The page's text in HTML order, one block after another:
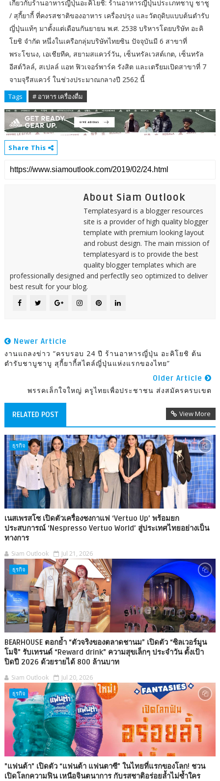
เกี่ยวกับร้านอาหารญี่ปุ่นอะคิโยชิ: ร้านอาหารญี่ปุ่นประเภทชาบู ชาชู
/ สุกี้ยากี้ ที่คงรสชาติของอาหาร เครื่องปรุง และวัตถุดิบแบบต้นตำรับ
ญี่ปุ่นแท้ๆ มาตั้งแต่เดือนกันยายน พ.ศ. 2538 บริหารโดยบริษัท อะคิ
โยชิ จำกัด หนึ่งในเครือกลุ่มบริษัทไทยซิน ปัจจุบันมี 6 สาขาที่
พระโขนง, เอเชียทีค, สยามสแควร์วัน, เซ็นทรัลเวสต์เกต, เซ็นทรัล
อีสต์วิลล์, สเปลล์ แอท ฟิวเจอร์พาร์ค รังสิต และเตรียมเปิดสาขาที่ 7
จามจุรีสแควร์ ในช่วงประมาณกลางปี 2562 นี้
Tags # อาหาร เครื่องดื่ม
Share This
About Siam Outlook
Templatesyard is a blogger resources
site is a provider of high quality blogger
template with premium looking layout
and robust design. The main mission of
templatesyard is to provide the best
quality blogger templates which are
professionally designed and perfectlly seo optimized to deliver
best result for your blog.
Newer Article
งานแถลงข่าว “ครบรอบ 24 ปี ร้านอาหารญี่ปุ่น อะคิโยชิ ต้น
ตำรับชาบูชาบู สุกี้ยากี้สไตล์ญี่ปุ่นแห่งแรกของไทย”
Older Article
พรรคเล็กใจใหญ่ ครูไทยเพื่อประชาชน ส่งสมัครครบเขต
RELATED POST View More
ธุรกิจ
เนสเพรสโซ เปิดตัวเครื่องชงกาแฟ ‘Vertuo Up’ พร้อมยก
ประสบการณ์ ‘Nespresso Vertuo World’ สู่ประเทศไทยอย่างเป็น
ทางการ
Siam Outlook Jul 21, 2026
ธุรกิจ
BEARHOUSE ตอกย้ำ “ตัวจริงของตลาดชานม” เปิดตัว “ซิลเวอร์มูน
โมจิ” รับเทรนด์ “Reward drink” ความสุขเล็กๆ ประจำวัน ตั้งเป้า
ปิดปี 2026 ด้วยรายได้ 800 ล้านบาท
Siam Outlook Jul 20, 2026
ธุรกิจ
"แฟนต้า" เปิดตัว “แฟนต้า แฟนตาซี” ในไทยที่แรกของโลก! ชวน
เปิดโลกความฟิน เหนือจินตนาการ กับรสชาติอร่อยล้ำไม่ซ้ำใคร